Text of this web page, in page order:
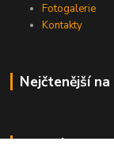
Fotogalerie
Kontakty
Nejčtenější
Kde nás